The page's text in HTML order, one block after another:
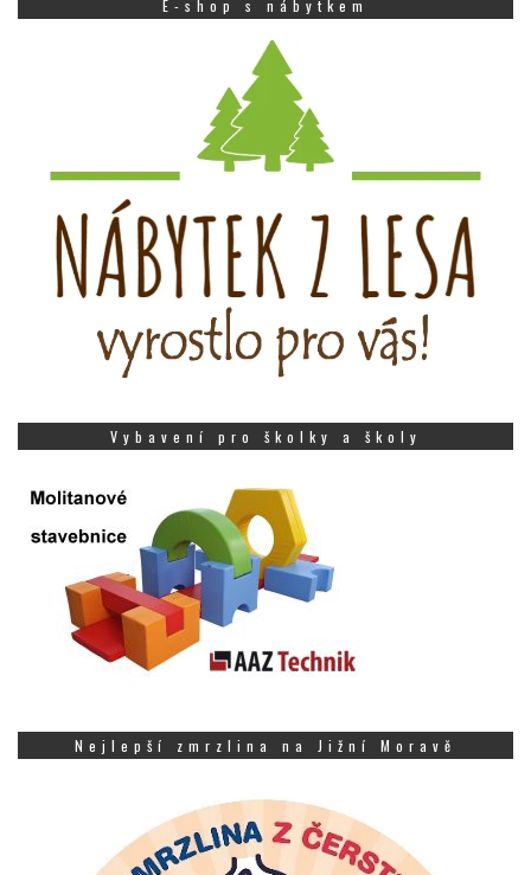
E-shop s nábytkem
Vybavení pro školky a školy
Nejlepší zmrzlina na Jižní Moravě